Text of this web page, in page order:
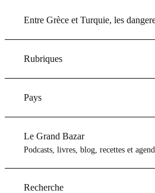
Entre Grèce et Turquie, les
Rubriques
Pays
Le Grand Bazar
Podcasts, livres, blog, recettes et
Recherche